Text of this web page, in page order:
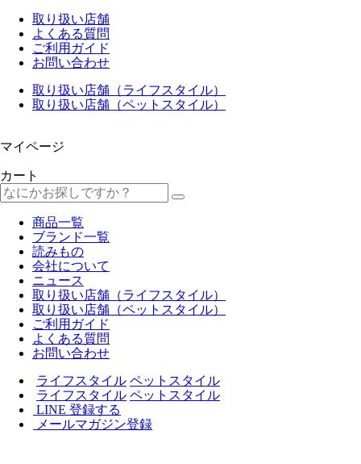
取り扱い店舗
よくある質問
ご利用ガイド
お問い合わせ
取り扱い店舗（ライフスタイル）
取り扱い店舗（ペットスタイル）
マイページ
カート
商品一覧
ブランド一覧
読みもの
会社について
ニュース
取り扱い店舗（ライフスタイル）
取り扱い店舗（ペットスタイル）
ご利用ガイド
よくある質問
お問い合わせ
ライフスタイル ペットスタイル
ライフスタイル ペットスタイル
LINE 登録する
メールマガジン登録